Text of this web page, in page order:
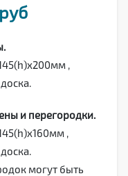
,
и перегородки.
,
могут быть